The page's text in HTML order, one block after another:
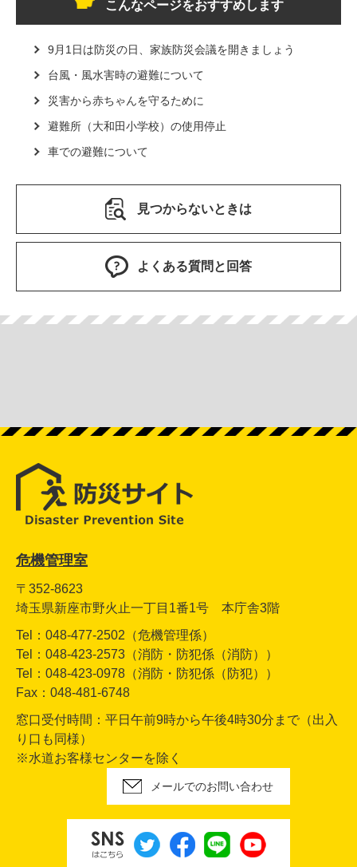
こんなページをおすすめします
9月1日は防災の日、家族防災会議を開きましょう
台風・風水害時の避難について
災害から赤ちゃんを守るために
避難所（大和田小学校）の使用停止
車での避難について
見つからないときは
よくある質問と回答
危機管理室
〒352-8623
埼玉県新座市野火止一丁目1番1号 本庁舎3階
Tel：048-477-2502（危機管理係）
Tel：048-423-2573（消防・防犯係（消防））
Tel：048-423-0978（消防・防犯係（防犯））
Fax：048-481-6748
窓口受付時間：平日午前9時から午後4時30分まで（出入
り口も同様）
※水道お客様センターを除く
メールでのお問い合わせ